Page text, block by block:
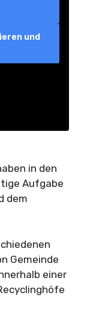
und
in den
Aufgabe
dem
Gemeinde
einer